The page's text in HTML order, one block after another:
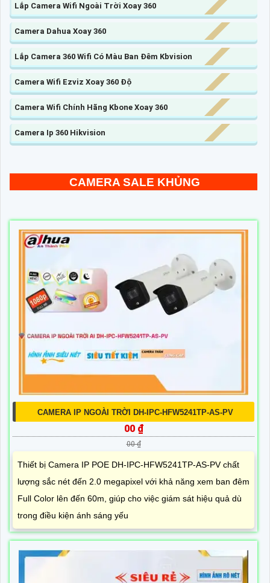
Lắp Camera Wifi Ngoài Trời Xoay 360
Camera Dahua Xoay 360
Lắp Camera 360 Wifi Có Màu Ban Đêm Kbvision
Camera Wifi Ezviz Xoay 360 Độ
Camera Wifi Chính Hãng Kbone Xoay 360
Camera Ip 360 Hikvision
CAMERA SALE KHỦNG
CAMERA IP NGOÀI TRỜI DH-IPC-HFW5241TP-AS-PV
00 ₫
00 ₫
Thiết bị Camera IP POE DH-IPC-HFW5241TP-AS-PV chất
lượng sắc nét đến 2.0 megapixel với khả năng xem ban đêm
Full Color lên đến 60m, giúp cho việc giám sát hiệu quả dù
trong điều kiện ánh sáng yếu